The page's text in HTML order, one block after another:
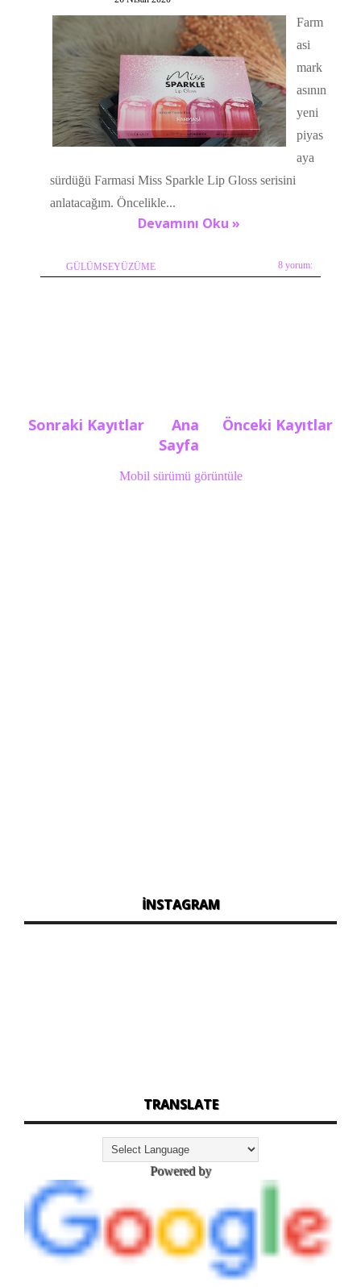
Farm
asi
mark
asının
yeni
piyas
aya
sürdüğü Farmasi Miss Sparkle Lip Gloss serisini
anlatacağım. Öncelikle...
Devamını Oku »
GÜLÜMSEYÜZÜME 8 yorum:
Sonraki Kayıtlar Önceki Kayıtlar
Ana
Sayfa
Mobil sürümü görüntüle
İNSTAGRAM
TRANSLATE
Powered by